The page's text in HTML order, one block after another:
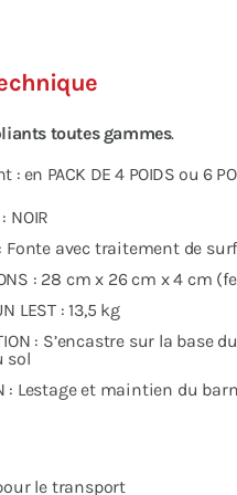
toutes gammes.
en PACK DE 4 POIDS ou 6
NOIR
: Fonte avec traitement de
: 28 cm x 26 cm x 4 cm
LEST : 13,5 kg
: S’encastre sur la
sol
: Lestage et maintien du
le transport